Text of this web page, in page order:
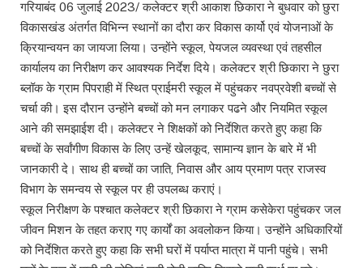
गरियाबंद 06 जुलाई 2023/ कलेक्टर श्री आकाश छिकारा ने बुधवार को छुरा
विकासखंड अंतर्गत विभिन्न स्थानों का दौरा कर विकास कार्यो एवं योजनाओं के
क्रियान्वयन का जायजा लिया। उन्होंने स्कूल, पेयजल व्यवस्था एवं तहसील
कार्यालय का निरीक्षण कर आवश्यक निर्देश दिये। कलेक्टर श्री छिकारा ने छुरा
ब्लॉक के ग्राम पिपराही में स्थित प्राईमरी स्कूल में पहुंचकर नवप्रवेशी बच्चों से
चर्चा की। इस दौरान उन्होंने बच्चों को मन लगाकर पढने और नियमित स्कूल
आने की समझाईश दी। कलेक्टर ने शिक्षकों को निर्देशित करते हुए कहा कि
बच्चों के सर्वांगीण विकास के लिए उन्हें खेलकूद, सामान्य ज्ञान के बारे में भी
जानकारी दे। साथ ही बच्चों का जाति, निवास और आय प्रमाण पत्र राजस्व
विभाग के समन्वय से स्कूल पर ही उपलब्ध कराएं।
स्कूल निरीक्षण के पश्चात कलेक्टर श्री छिकारा ने ग्राम कसेकेरा पहुंचकर जल
जीवन मिशन के तहत कराए गए कार्यों का अवलोकन किया। उन्होंने अधिकारियों
को निर्देशित करते हुए कहा कि सभी घरों में पर्याप्त मात्रा में पानी पहुंचे। सभी